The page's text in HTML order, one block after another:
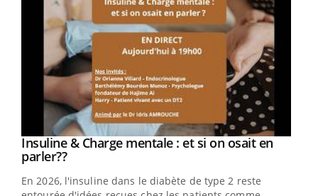
Youtube
Insuline & Charge mentale : et si on osait en
parler??Youtube
En 2026, l'insuline dans le diabète de type 2 reste